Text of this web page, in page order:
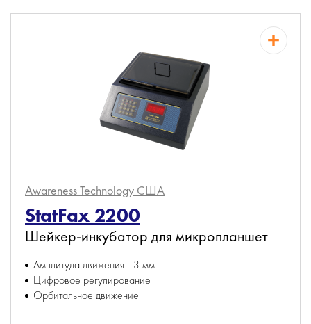
Awareness Technology США
StatFax 2200
Шейкер-инкубатор для микропланшет
Амплитуда движения - 3 мм
Цифровое регулирование
Орбитальное движение